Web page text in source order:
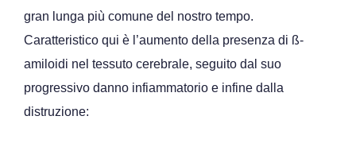
gran lunga più comune del nostro tempo.
Caratteristico qui è l’aumento della presenza di ß-
amiloidi nel tessuto cerebrale, seguito dal suo
progressivo danno infiammatorio e infine dalla
distruzione: